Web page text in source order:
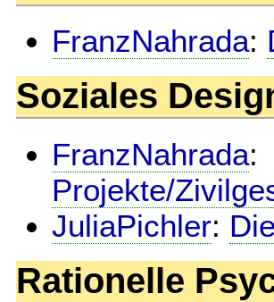
FranzNahrada:
Soziales
FranzNahrada:
Projekte/
JuliaPichler:
Rationelle